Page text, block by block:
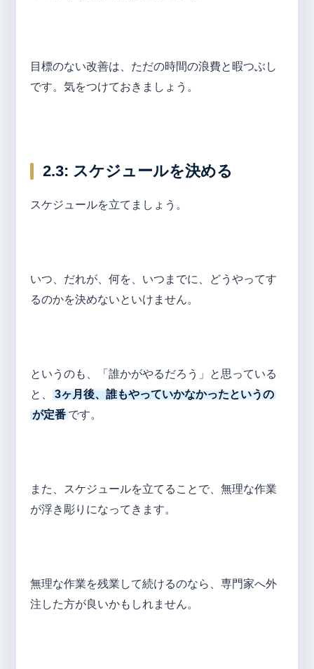
目標のない改善は、ただの時間の浪費と暇つぶし
です。気をつけておきましょう。
2.3: スケジュールを決める
スケジュールを立てましょう。
いつ、だれが、何を、いつまでに、どうやってす
るのかを決めないといけません。
というのも、「誰かがやるだろう」と思っている
と、3ヶ月後、誰もやっていかなかったというの
が定番です。
また、スケジュールを立てることで、無理な作業
が浮き彫りになってきます。
無理な作業を残業して続けるのなら、専門家へ外
注した方が良いかもしれません。